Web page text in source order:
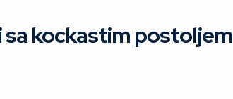
kockastim postoljem